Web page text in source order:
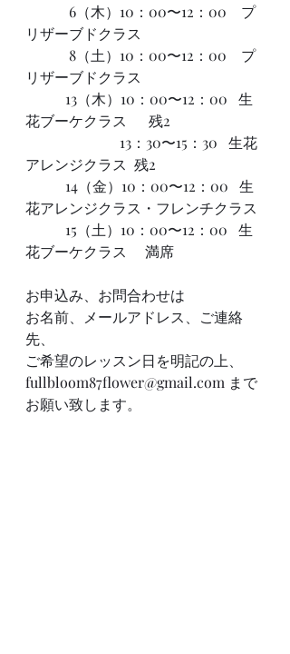
6（木）10：00〜12：00　プ
リザーブドクラス
8（土）10：00〜12：00　プ
リザーブドクラス
13（木）10：00〜12：00   生
花ブーケクラス      残2
13：30〜15：30   生花
アレンジクラス  残2
14（金）10：00〜12：00   生
花アレンジクラス・フレンチクラス
15（土）10：00〜12：00   生
花ブーケクラス　 満席
お申込み、お問合わせは
お名前、メールアドレス、ご連絡
先、
ご希望のレッスン日を明記の上、
fullbloom87flower@gmail.com まで
お願い致します。